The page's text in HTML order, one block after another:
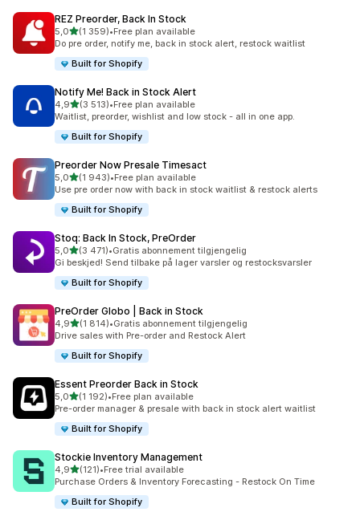
REZ Preorder, Back In Stock
5,0av 5 stjerner
(1 359)
Totalt 1359 omtaler
•Free plan available
Do pre order, notify me, back in stock alert, restock waitlist
Built for Shopify
Notify Me! Back in Stock Alert
4,9av 5 stjerner
(3 513)
Totalt 3513 omtaler
•Free plan available
Waitlist, preorder, wishlist and low stock - all in one app.
Built for Shopify
Preorder Now Presale Timesact
5,0av 5 stjerner
(1 943)
Totalt 1943 omtaler
•Free plan available
Use pre order now with back in stock waitlist & restock alerts
Built for Shopify
Stoq: Back In Stock, PreOrder
5,0av 5 stjerner
(3 471)
Totalt 3471 omtaler
•Gratis abonnement tilgjengelig
Gi beskjed! Send tilbake på lager varsler og restocksvarsler
Built for Shopify
PreOrder Globo | Back in Stock
4,9av 5 stjerner
(1 814)
Totalt 1814 omtaler
•Gratis abonnement tilgjengelig
Drive sales with Pre-order and Restock Alert
Built for Shopify
Essent Preorder Back in Stock
5,0av 5 stjerner
(1 192)
Totalt 1192 omtaler
•Free plan available
Pre-order manager & presale with back in stock alert waitlist
Built for Shopify
Stockie Inventory Management
4,9av 5 stjerner
(121)
Totalt 121 omtaler
•Free trial available
Purchase Orders & Inventory Forecasting - Restock On Time
Built for Shopify